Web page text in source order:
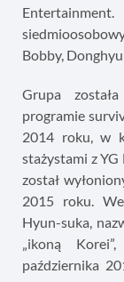
Bobby,
Grupa
programie
2014 roku, w
stażystami z YG
został
2015 roku.
Hyun-suka,
„ikoną
października